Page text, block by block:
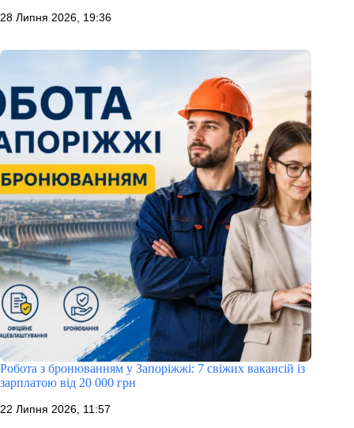
28 Липня 2026, 19:36
Робота з бронюванням у Запоріжжі: 7 свіжих вакансій із
зарплатою від 20 000 грн
22 Липня 2026, 11:57